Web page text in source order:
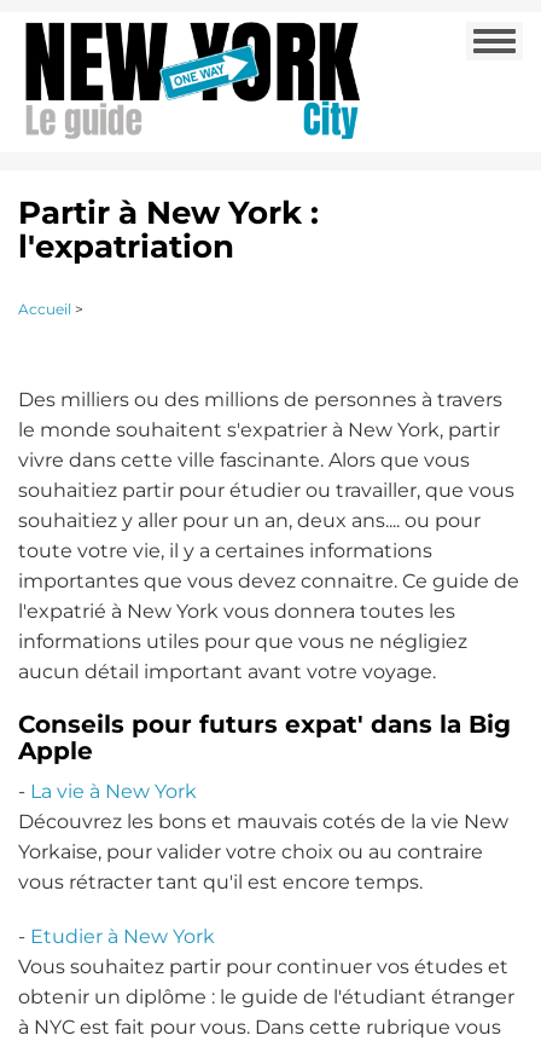
Aller
contenu
principal
Partir à New York :
l'expatriation
Accueil >
Des milliers ou des millions de personnes à travers
le monde souhaitent s'expatrier à New York, partir
vivre dans cette ville fascinante. Alors que vous
souhaitiez partir pour étudier ou travailler, que vous
souhaitiez y aller pour un an, deux ans.... ou pour
toute votre vie, il y a certaines informations
importantes que vous devez connaitre. Ce guide de
l'expatrié à New York vous donnera toutes les
informations utiles pour que vous ne négligiez
aucun détail important avant votre voyage.
Conseils pour futurs expat' dans la Big
Apple
- La vie à New York
Découvrez les bons et mauvais cotés de la vie New
Yorkaise, pour valider votre choix ou au contraire
vous rétracter tant qu'il est encore temps.
- Etudier à New York
Vous souhaitez partir pour continuer vos études et
obtenir un diplôme : le guide de l'étudiant étranger
à NYC est fait pour vous. Dans cette rubrique vous